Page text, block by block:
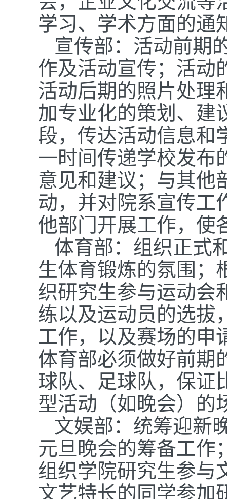
学习、学术方面的通
宣传部：活动前期
作及活动宣传；活动
活动后期的照片处理
加专业化的策划、建
段，传达活动信息和
一时间传递学校发布
意见和建议；与其他
动，并对院系宣传工
他部门开展工作，使
体育部：组织正式
生体育锻炼的氛围；
织研究生参与运动会
练以及运动员的选拔
工作，以及赛场的申
体育部必须做好前期
球队、足球队，保证
型活动（如晚会）的
文娱部：统筹迎新
元旦晚会的筹备工作
组织学院研究生参与
文艺特长的同学参加